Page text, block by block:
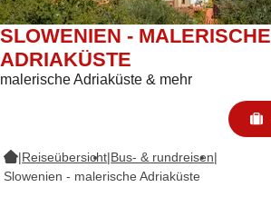
SLOWENIEN - MALERISCHE
ADRIAKÜSTE
malerische Adriaküste & mehr
|Reiseübersicht|Bus- & rundreisen|
Slowenien - malerische Adriaküste